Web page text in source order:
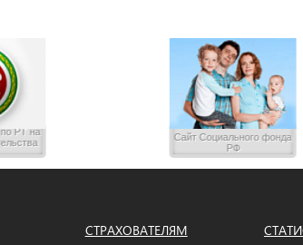
РТ на
Сайт Социального фонда
РФ
СТРАХОВАТЕЛЯМ